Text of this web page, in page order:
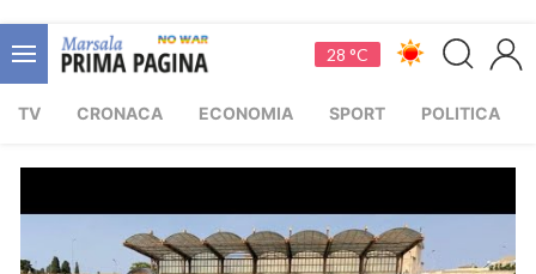
28 °C
TV CRONACA ECONOMIA SPORT POLITICA